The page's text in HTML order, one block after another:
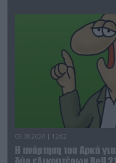
03.08.2026 | 12:02
Η ανάρτηση του Αρκά